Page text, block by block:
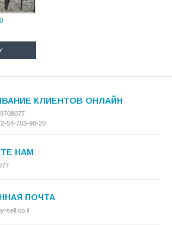
КЛИЕНТОВ ОНЛАЙН
54-703-98-20
НАМ
ПОЧТА
sell.co.il